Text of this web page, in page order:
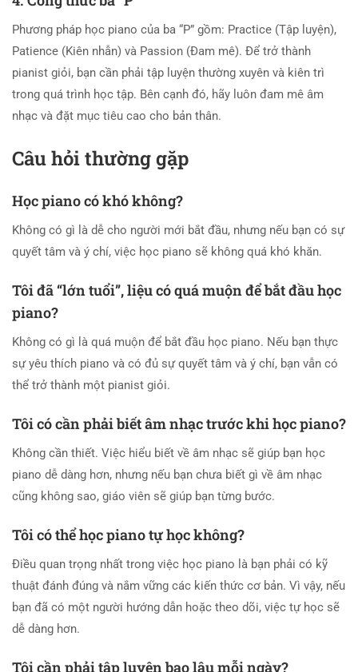
Phương pháp học piano của ba “P” gồm: Practice (Tập luyện),
Patience (Kiên nhẫn) và Passion (Đam mê). Để trở thành
pianist giỏi, bạn cần phải tập luyện thường xuyên và kiên trì
trong quá trình học tập. Bên cạnh đó, hãy luôn đam mê âm
nhạc và đặt mục tiêu cao cho bản thân.
Câu hỏi thường gặp
Học piano có khó không?
Không có gì là dễ cho người mới bắt đầu, nhưng nếu bạn có sự
quyết tâm và ý chí, việc học piano sẽ không quá khó khăn.
Tôi đã “lớn tuổi”, liệu có quá muộn để bắt đầu học
piano?
Không có gì là quá muộn để bắt đầu học piano. Nếu bạn thực
sự yêu thích piano và có đủ sự quyết tâm và ý chí, bạn vẫn có
thể trở thành một pianist giỏi.
Tôi có cần phải biết âm nhạc trước khi học piano?
Không cần thiết. Việc hiểu biết về âm nhạc sẽ giúp bạn học
piano dễ dàng hơn, nhưng nếu bạn chưa biết gì về âm nhạc
cũng không sao, giáo viên sẽ giúp bạn từng bước.
Tôi có thể học piano tự học không?
Điều quan trọng nhất trong việc học piano là bạn phải có kỹ
thuật đánh đúng và nắm vững các kiến thức cơ bản. Vì vậy, nếu
bạn đã có một người hướng dẫn hoặc theo dõi, việc tự học sẽ
dễ dàng hơn.
Tôi cần phải tập luyện bao lâu mỗi ngày?